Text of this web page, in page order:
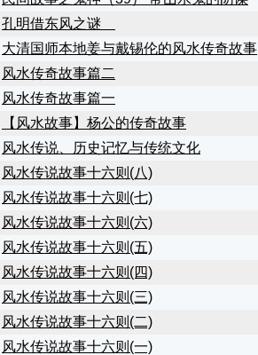
孔明借东风之谜
大清国师本地姜与戴锡伦的风水传奇故事
风水传奇故事篇二
风水传奇故事篇一
【风水故事】杨公的传奇故事
风水传说、历史记忆与传统文化
风水传说故事十六则(八)
风水传说故事十六则(七)
风水传说故事十六则(六)
风水传说故事十六则(五)
风水传说故事十六则(四)
风水传说故事十六则(三)
风水传说故事十六则(二)
风水传说故事十六则(一)